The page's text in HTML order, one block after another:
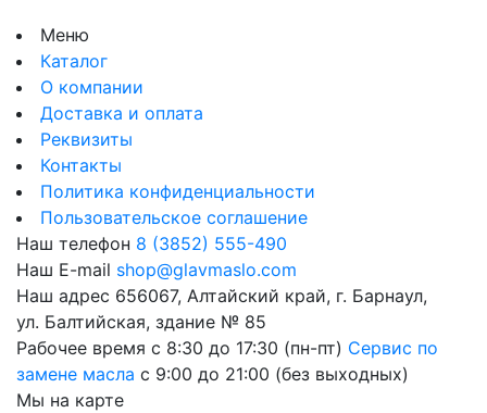
Меню
Каталог
О компании
Доставка и оплата
Реквизиты
Контакты
Политика конфиденциальности
Пользовательское соглашение
Наш телефон 8 (3852) 555-490
Наш E-mail shop@glavmaslo.com
Наш адрес 656067, Алтайский край, г. Барнаул,
ул. Балтийская, здание № 85
Рабочее время с 8:30 до 17:30 (пн-пт) Сервис по
замене масла с 9:00 до 21:00 (без выходных)
Мы на карте